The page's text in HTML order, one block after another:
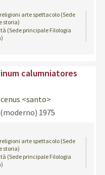
arte spettacolo (Sede
storia)
(Sede principale Filologia
calumniatores
<santo>
1975
arte spettacolo (Sede
storia)
(Sede principale Filologia